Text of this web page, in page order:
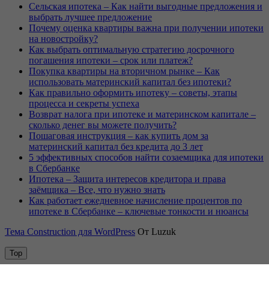
Сельская ипотека – Как найти выгодные предложения и
выбрать лучшее предложение
Почему оценка квартиры важна при получении ипотеки
на новостройку?
Как выбрать оптимальную стратегию досрочного
погашения ипотеки – срок или платеж?
Покупка квартиры на вторичном рынке – Как
использовать материнский капитал без ипотеки?
Как правильно оформить ипотеку – советы, этапы
процесса и секреты успеха
Возврат налога при ипотеке и материнском капитале –
сколько денег вы можете получить?
Пошаговая инструкция – как купить дом за
материнский капитал без кредита до 3 лет
5 эффективных способов найти созаемщика для ипотеки
в Сбербанке
Ипотека – Защита интересов кредитора и права
заёмщика – Все, что нужно знать
Как работает ежедневное начисление процентов по
ипотеке в Сбербанке – ключевые тонкости и нюансы
Тема Construction для WordPress От Luzuk
Top